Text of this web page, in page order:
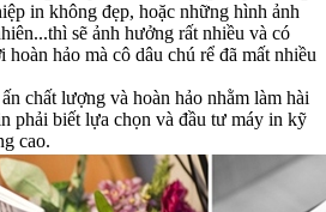
in không đẹp, hoặc những hình ảnh
sẽ ảnh hưởng rất nhiều và có
hảo mà cô dâu chú rể đã mất nhiều
chất lượng và hoàn hảo nhằm làm hài
phải biết lựa chọn và đầu tư máy in kỹ
cao.